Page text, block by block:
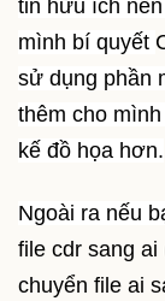
tin hữu ích
mình bí quyết
sử dụng phần
thêm cho
kế đồ họa hơn.
Ngoài ra nếu
file cdr sang ai
chuyển file ai